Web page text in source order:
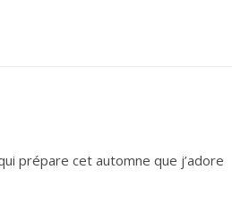
prépare cet automne que j’adore